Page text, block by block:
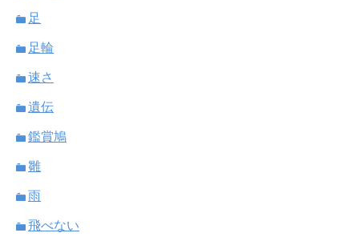
足
足輪
速さ
遺伝
鑑賞鳩
雛
雨
飛べない